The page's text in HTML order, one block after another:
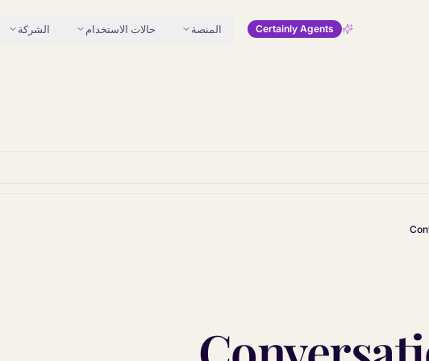
Certainly Agents المنصة حالات الاستخدام الشركة